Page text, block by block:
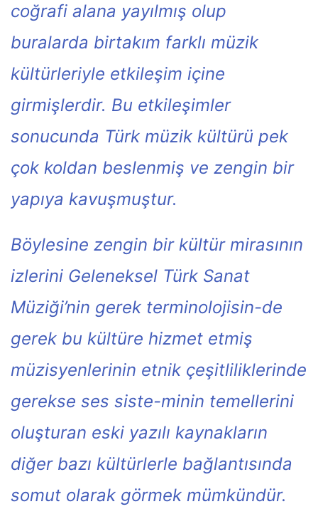
coğrafi alana yayılmış olup
buralarda birtakım farklı müzik
kültürleriyle etkileşim içine
girmişlerdir. Bu etkileşimler
sonucunda Türk müzik kültürü pek
çok koldan beslenmiş ve zengin bir
yapıya kavuşmuştur.
Böylesine zengin bir kültür mirasının
izlerini Geleneksel Türk Sanat
Müziği’nin gerek terminolojisin-de
gerek bu kültüre hizmet etmiş
müzisyenlerinin etnik çeşitliliklerinde
gerekse ses siste-minin temellerini
oluşturan eski yazılı kaynakların
diğer bazı kültürlerle bağlantısında
somut olarak görmek mümkündür.